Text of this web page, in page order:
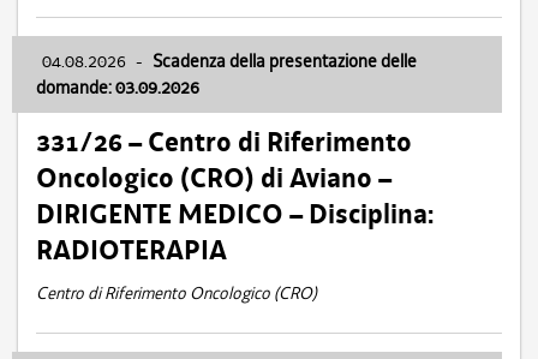
04.08.2026 - Scadenza della presentazione delle
domande: 03.09.2026
331/26 – Centro di Riferimento
Oncologico (CRO) di Aviano –
DIRIGENTE MEDICO – Disciplina:
RADIOTERAPIA
Centro di Riferimento Oncologico (CRO)